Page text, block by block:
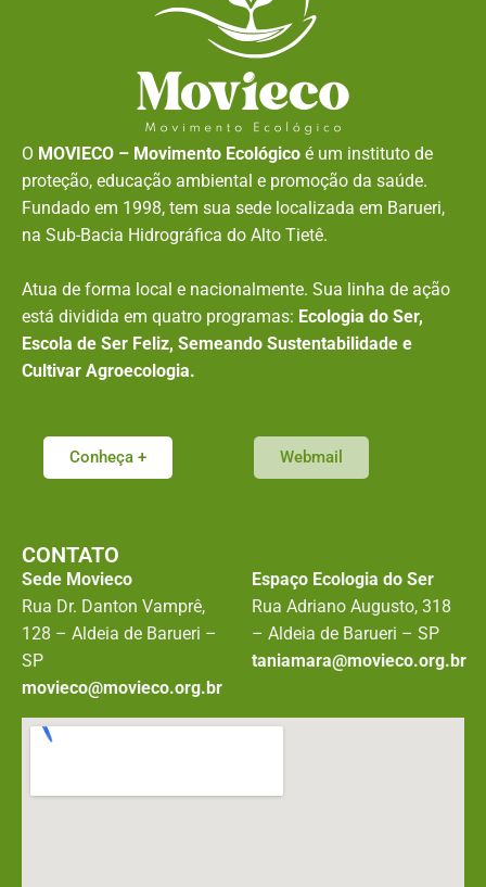
O MOVIECO – Movimento Ecológico é um instituto de
proteção, educação ambiental e promoção da saúde.
Fundado em 1998, tem sua sede localizada em Barueri,
na Sub-Bacia Hidrográfica do Alto Tietê.
Atua de forma local e nacionalmente. Sua linha de ação
está dividida em quatro programas: Ecologia do Ser,
Escola de Ser Feliz, Semeando Sustentabilidade e
Cultivar Agroecologia.
Conheça + Webmail
CONTATO
Sede Movieco
Rua Dr. Danton Vamprê,
128 – Aldeia de Barueri –
SP
movieco@movieco.org.br
Espaço Ecologia do Ser
Rua Adriano Augusto, 318
– Aldeia de Barueri – SP
taniamara@movieco.org.br